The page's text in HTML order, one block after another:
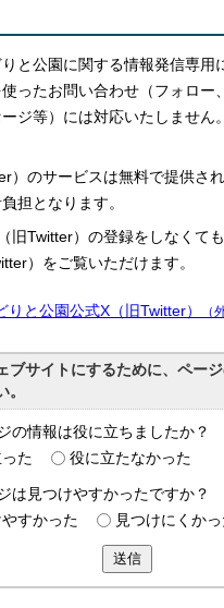
と公園に関する情報発信専用
ったお問い合わせ（フォロー
ジ等）には対応いたしません
）のサービスは無料で提供さ
担となります。
旧Twitter）の登録をしなくて
）をご覧いただけます。
りと公園公式X（旧Twitter） （
ブサイトにするために、ペー
。
の情報は役に立ちましたか？
た
役に立たなかった
は見つけやすかったですか？
やすかった
見つけにくかっ
送信